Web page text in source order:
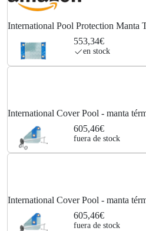
International Pool Protection
MICRAS Geo Bubble Solar Energy
Lados Estrechos + Cubierta DE
553,34€
en stock
International Cover Pool - manta
geo bubble sol+guard con refuerzo
enrollador
605,46€
fuera de stock
International Cover Pool - manta
geo bubble sol+guard con refuerzo
enrollador
605,46€
fuera de stock